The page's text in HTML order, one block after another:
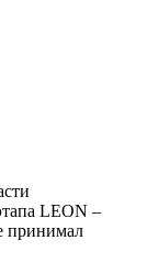
LEON –
принимал